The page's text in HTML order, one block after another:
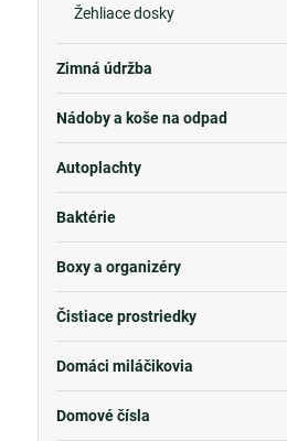
Žehliace dosky
Zimná údržba
Nádoby a koše na odpad
Autoplachty
Baktérie
Boxy a organizéry
Čistiace prostriedky
Domáci miláčikovia
Domové čísla